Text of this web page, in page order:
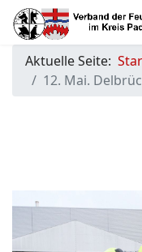
Aktuelle Seite:
12. Mai.